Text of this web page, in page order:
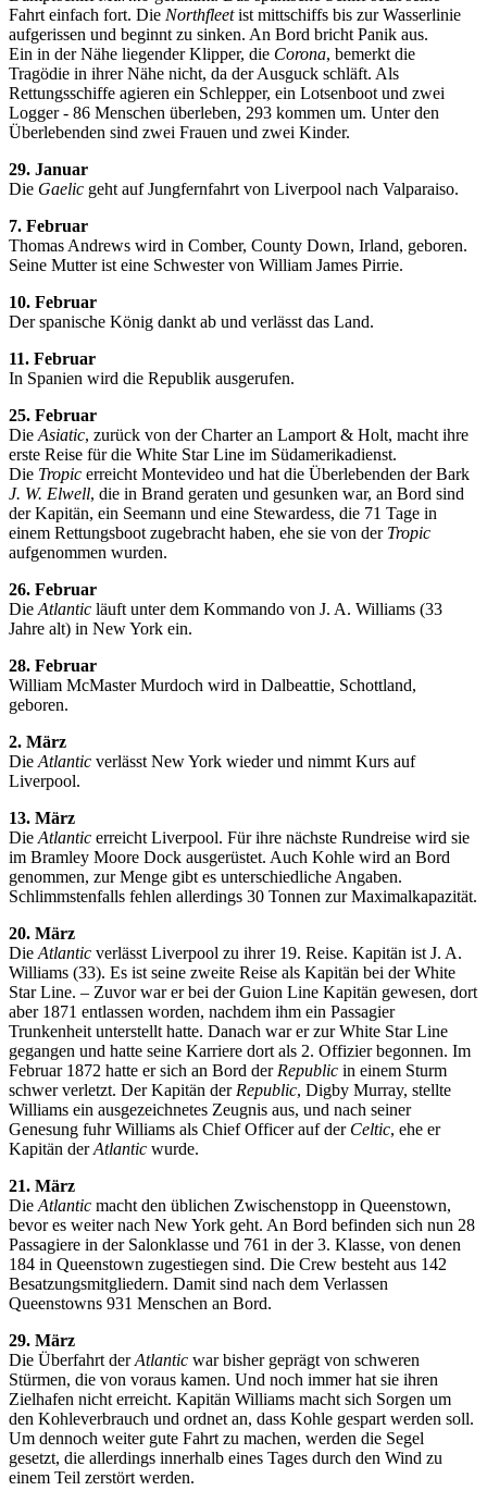
Fahrt einfach fort. Die Northfleetist mittschiffs bis zur Wasserlinie
aufgerissen und beginnt zu sinken. An Bord bricht Panik aus.
Ein in der Nähe liegender Klipper, die Corona, bemerkt die
Tragödie in ihrer Nähe nicht, da der Ausguck schläft. Als
Rettungsschiffe agieren ein Schlepper, ein Lotsenboot und zwei
Logger - 86 Menschen überleben, 293 kommen um. Unter den
Überlebenden sind zwei Frauen und zwei Kinder.
29. Januar
Die Gaelic geht auf Jungfernfahrt von Liverpool nach Valparaiso.
7. Februar
Thomas Andrews wird in Comber, County Down, Irland, geboren.
Seine Mutter ist eine Schwester von William James Pirrie.
10. Februar
Der spanische König dankt ab und verlässt das Land.
11. Februar
In Spanien wird die Republik ausgerufen.
25. Februar
Die Asiatic, zurück von der Charter an Lamport & Holt, macht ihre
erste Reise für die White Star Line im Südamerikadienst.
Die Tropic erreicht Montevideo und hat die Überlebenden der Bark
J. W. Elwell, die in Brand geraten und gesunken war, an Bord sind
der Kapitän, ein Seemann und eine Stewardess, die 71 Tage in
einem Rettungsboot zugebracht haben, ehe sie von der Tropic
aufgenommen wurden.
26. Februar
Die Atlantic läuft unter dem Kommando von J. A. Williams (33
Jahre alt) in New York ein.
28. Februar
William McMaster Murdoch wird in Dalbeattie, Schottland,
geboren.
2. März
Die Atlantic verlässt New York wieder und nimmt Kurs auf
Liverpool.
13. März
Die Atlantic erreicht Liverpool. Für ihre nächste Rundreise wird sie
im Bramley Moore Dock ausgerüstet. Auch Kohle wird an Bord
genommen, zur Menge gibt es unterschiedliche Angaben.
Schlimmstenfalls fehlen allerdings 30 Tonnen zur Maximalkapazität.
20. März
Die Atlantic verlässt Liverpool zu ihrer 19. Reise. Kapitän ist J. A.
Williams (33). Es ist seine zweite Reise als Kapitän bei der White
Star Line. – Zuvor war er bei der Guion Line Kapitän gewesen, dort
aber 1871 entlassen worden, nachdem ihm ein Passagier
Trunkenheit unterstellt hatte. Danach war er zur White Star Line
gegangen und hatte seine Karriere dort als 2. Offizier begonnen. Im
Februar 1872 hatte er sich an Bord der Republic in einem Sturm
schwer verletzt. Der Kapitän der Republic, Digby Murray, stellte
Williams ein ausgezeichnetes Zeugnis aus, und nach seiner
Genesung fuhr Williams als Chief Officer auf der Celtic, ehe er
Kapitän derAtlantic wurde.
21. März
Die Atlantic macht den üblichen Zwischenstopp in Queenstown,
bevor es weiter nach New York geht. An Bord befinden sich nun 28
Passagiere in der Salonklasse und 761 in der 3. Klasse, von denen
184 in Queenstown zugestiegen sind. Die Crew besteht aus 142
Besatzungsmitgliedern. Damit sind nach dem Verlassen
Queenstowns 931 Menschen an Bord.
29. März
Die Überfahrt derAtlantic war bisher geprägt von schweren
Stürmen, die von voraus kamen. Und noch immer hat sie ihren
Zielhafen nicht erreicht. Kapitän Williams macht sich Sorgen um
den Kohleverbrauch und ordnet an, dass Kohle gespart werden soll.
Um dennoch weiter gute Fahrt zu machen, werden die Segel
gesetzt, die allerdings innerhalb eines Tages durch den Wind zu
einem Teil zerstört werden.